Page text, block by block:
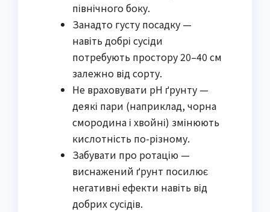
північного боку.
Занадто густу посадку —
навіть добрі сусіди
потребують простору 20–40 см
залежно від сорту.
Не враховувати pH ґрунту —
деякі пари (наприклад, чорна
смородина і хвойні) змінюють
кислотність по-різному.
Забувати про ротацію —
виснажений ґрунт посилює
негативні ефекти навіть від
добрих сусідів.